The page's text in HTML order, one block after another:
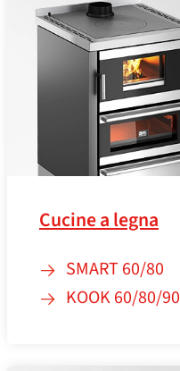
Cucine a legna
SMART 60/80
KOOK 60/80/90